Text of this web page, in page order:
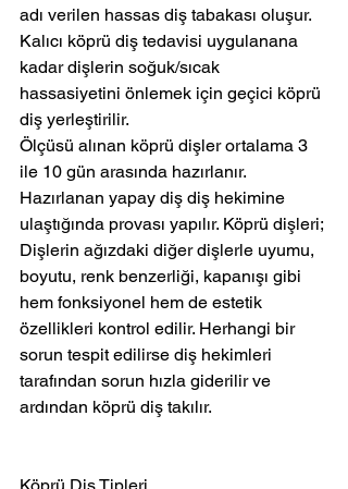
adı verilen hassas diş tabakası oluşur.
Kalıcı köprü diş tedavisi uygulanana
kadar dişlerin soğuk/sıcak
hassasiyetini önlemek için geçici köprü
diş yerleştirilir.
Ölçüsü alınan köprü dişler ortalama 3
ile 10 gün arasında hazırlanır.
Hazırlanan yapay diş diş hekimine
ulaştığında provası yapılır. Köprü dişleri;
Dişlerin ağızdaki diğer dişlerle uyumu,
boyutu, renk benzerliği, kapanışı gibi
hem fonksiyonel hem de estetik
özellikleri kontrol edilir. Herhangi bir
sorun tespit edilirse diş hekimleri
tarafından sorun hızla giderilir ve
ardından köprü diş takılır.